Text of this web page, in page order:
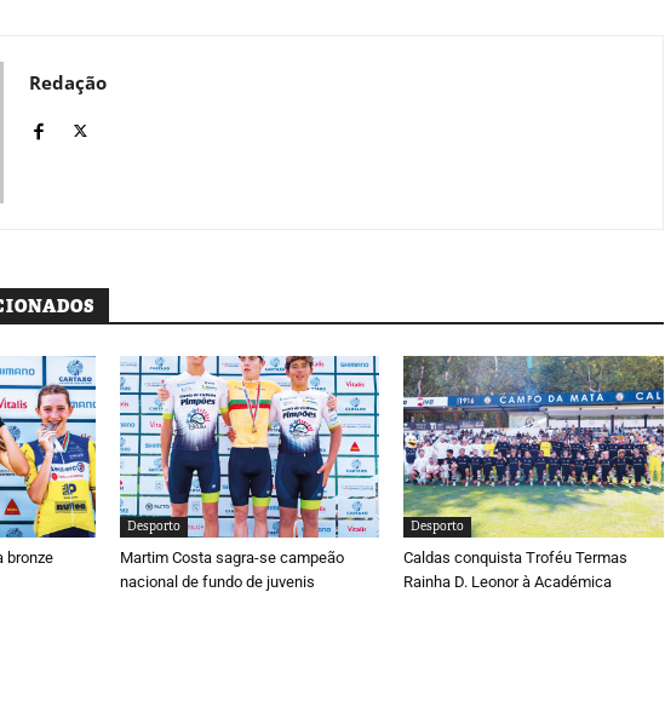
Redação
bronze
Desporto
Martim Costa sagra-se campeão
nacional de fundo de juvenis
Desporto
Caldas conquista Troféu Termas
Rainha D. Leonor à Académica